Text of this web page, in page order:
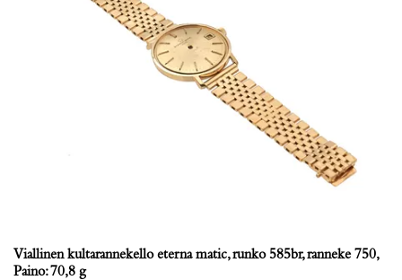
Viallinen kultarannekello eterna matic, runko 585br, ranneke 750,
Paino: 70,8 g